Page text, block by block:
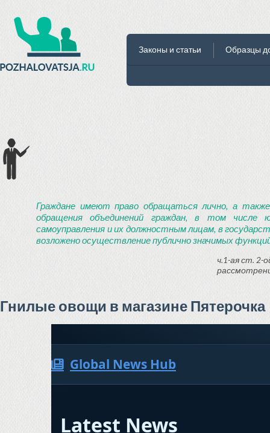
Законы и статьи Образцы
Граждане имеют право обращаться лично, а
обращения объединений граждан, в том числе
самоуправления и их должностным лицам, в
возложено осуществление публично значимых
ч.1-ая ст. 2-
Гнилые овощи в магазине Пятерочка